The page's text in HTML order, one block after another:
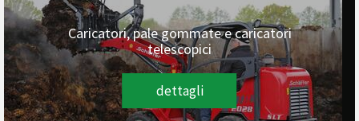
Caricatori, pale gommate e caricatori
telescopici
dettagli